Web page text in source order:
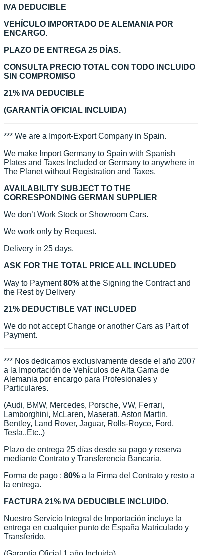
IVA DEDUCIBLE
VEHÍCULO IMPORTADO DE ALEMANIA POR
ENCARGO.
PLAZO DE ENTREGA 25 DÍAS.
CONSULTA PRECIO TOTAL CON TODO INCLUIDO
SIN COMPROMISO
21% IVA DEDUCIBLE
(GARANTÍA OFICIAL INCLUIDA)
*** We are a Import-Export Company in Spain.
We make Import Germany to Spain with Spanish
Plates and Taxes Included or Germany to anywhere in
The Planet without Registration and Taxes.
AVAILABILITY SUBJECT TO THE
CORRESPONDING GERMAN SUPPLIER
We don’t Work Stock or Showroom Cars.
We work only by Request.
Delivery in 25 days.
ASK FOR THE TOTAL PRICE ALL INCLUDED
Way to Payment80% at the Signing the Contract and
the Rest by Delivery
21% DEDUCTIBLE VAT INCLUDED
We do not accept Change or another Cars as Part of
Payment.
*** Nos dedicamos exclusivamente desde el año 2007
a la Importación de Vehículos de Alta Gama de
Alemania por encargo para Profesionales y
Particulares.
(Audi, BMW, Mercedes, Porsche, VW, Ferrari,
Lamborghini, McLaren, Maserati, Aston Martin,
Bentley, Land Rover, Jaguar, Rolls-Royce, Ford,
Tesla..Etc..)
Plazo de entrega 25 días desde su pago y reserva
mediante Contrato y Transferencia Bancaria.
Forma de pago : 80% a la Firma del Contrato y resto a
la entrega.
FACTURA 21% IVA DEDUCIBLE INCLUIDO.
Nuestro Servicio Integral de Importación incluye la
entrega en cualquier punto de España Matriculado y
Transferido.